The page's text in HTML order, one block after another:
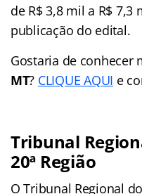
de R$ 3,8 mil a R$
publicação do edital.
Gostaria de conhecer
MT? CLIQUE AQUI e
Tribunal
20ª Região
O Tribunal Regional